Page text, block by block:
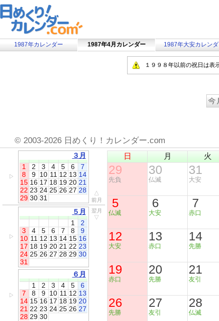
1987年カレンダー 1987年4月カレンダー 1987年大安カレン
１９９８年以前の祝日は表
© 2003-2026 日めくり！カレンダー.com
▷
３月
1
2 3 4 5 6
7
8
9 10 11 12 13 14
15 16 17 18 19 20 21
22 23 24 25 26 27 28
29 30 31
△
前月
▷
５月
1
2
3
4 5 6 7 8
9
10 11 12 13 14 15 16
17 18 19 20 21 22 23
24 25 26 27 28 29 30
31
翌月
▽
▷
６月
1
2 3 4 5
6
7
8 9 10 11 12 13
14 15 16 17 18 19 20
21 22 23 24 25 26 27
28 29 30
日 月 火
29
先負
30
仏滅
31
大安
5
仏滅
6
大安
7
赤口
12
大安
13
赤口
14
先勝
19
赤口
20
先勝
21
友引
26
先勝
27
友引
28
仏滅